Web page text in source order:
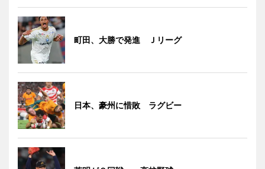
町田、大勝で発進 Ｊリーグ
日本、豪州に惜敗 ラグビー